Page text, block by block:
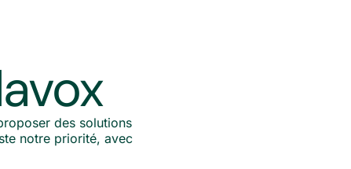
des solutions
notre priorité, avec